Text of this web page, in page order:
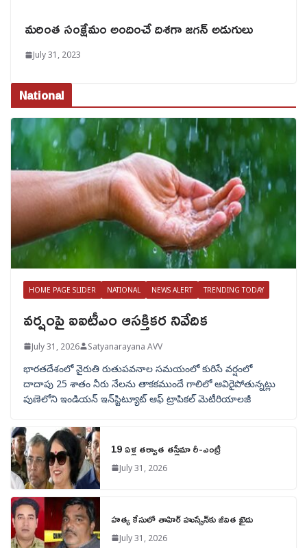
మరింత సంక్షేమం అందించే దిశగా జగన్ అడుగులు
July 31, 2023
National
HOME PAGE SLIDER NATIONAL NEWS ALERT TRENDING TODAY
వర్షంపై ఐఐటీఎం ఆసక్తికర నివేదిక
July 31, 2026 Satyanarayana AVV
భారతదేశంలో నైరుతి రుతుపవనాల సమయంలో కురిసే వర్షంలో
దాదాపు 25 శాతం నీరు నేలను తాకకముందే గాలిలో ఆవిరైపోతున్నట్లు
పుణెలోని ఇండియన్ ఇన్‌స్టిట్యూట్ ఆఫ్ ట్రాపికల్ మెటీరియాలజీ
19 ఏళ్ల తర్వాత తస్లీమా రీ-ఎంట్రీ
July 31, 2026
హత్య కేసులో తాహిర్ హుస్సేన్‌కు జీవిత ఖైదు
July 31, 2026